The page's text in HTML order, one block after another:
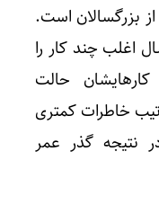
از بزرگسالان است.
اغلب چند کار را
حالت
خاطرات کمتری
نتیجه گذر عمر